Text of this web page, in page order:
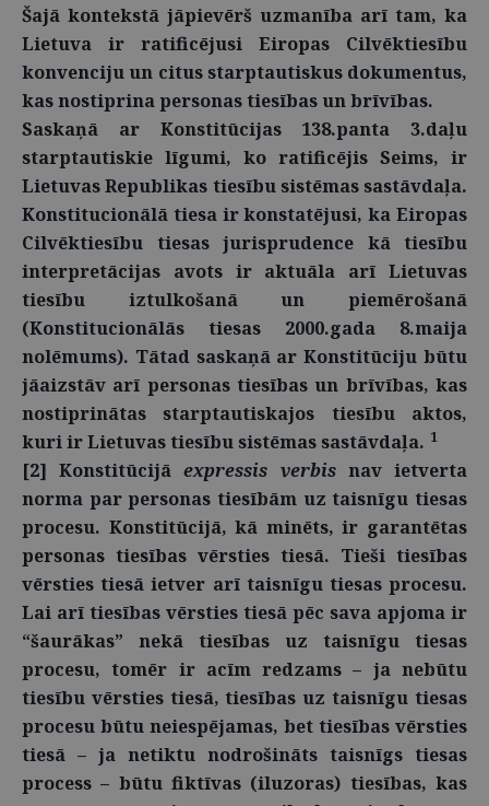
Šajā kontekstā jāpievērš uzmanība arī tam, ka
Lietuva ir ratificējusi Eiropas Cilvēktiesību
konvenciju un citus starptautiskus dokumentus,
kas nostiprina personas tiesības un brīvības.
Saskaņā ar Konstitūcijas 138.panta 3.daļu
starptautiskie līgumi, ko ratificējis Seims, ir
Lietuvas Republikas tiesību sistēmas sastāvdaļa.
Konstitucionālā tiesa ir konstatējusi, ka Eiropas
Cilvēktiesību tiesas jurisprudence kā tiesību
interpretācijas avots ir aktuāla arī Lietuvas
tiesību iztulkošanā un piemērošanā
(Konstitucionālās tiesas 2000.gada 8.maija
nolēmums). Tātad saskaņā ar Konstitūciju būtu
jāaizstāv arī personas tiesības un brīvības, kas
nostiprinātas starptautiskajos tiesību aktos,
kuri ir Lietuvas tiesību sistēmas sastāvdaļa. 1
[2] Konstitūcijāexpressis verbisnav ietverta
norma par personas tiesībām uz taisnīgu tiesas
procesu. Konstitūcijā, kā minēts, ir garantētas
personas tiesības vērsties tiesā. Tieši tiesības
vērsties tiesā ietver arī taisnīgu tiesas procesu.
Lai arī tiesības vērsties tiesā pēc sava apjoma ir
“šaurākas” nekā tiesības uz taisnīgu tiesas
procesu, tomēr ir acīm redzams – ja nebūtu
tiesību vērsties tiesā, tiesības uz taisnīgu tiesas
procesu būtu neiespējamas, bet tiesības vērsties
tiesā – ja netiktu nodrošināts taisnīgs tiesas
process – būtu fiktīvas (iluzoras) tiesības, kas